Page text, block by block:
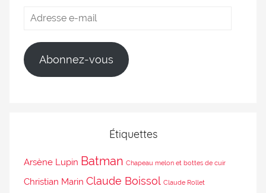
Abonnez-vous
Étiquettes
Arsène Lupin Batman Chapeau melon et bottes de cuir
Christian Marin Claude Boissol Claude Rollet